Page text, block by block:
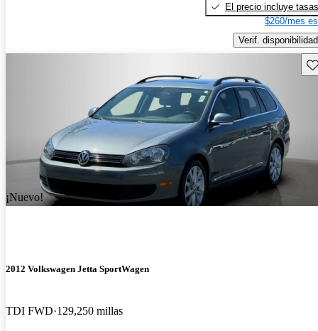
El precio incluye tasas
$260/mes
Verif. disponibilidad
¡Nuevo!
2012 Volkswagen Jetta SportWagen
TDI FWD 129,250 millas